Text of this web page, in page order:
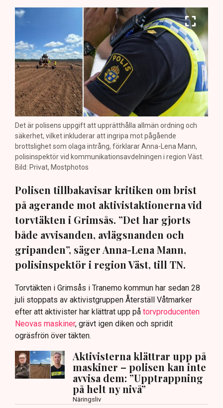
Det är polisens uppgift att upprätthålla allmän ordning och
säkerhet, vilket inkluderar att ingripa mot pågående
brottslighet som olaga intrång, förklarar Anna-Lena Mann,
polisinspektör vid kommunikationsavdelningen i region Väst.
Bild: Privat, Mostphotos
Polisen tillbakavisar kritiken om brist
på agerande mot aktivistaktionerna vid
torvtäkten i Grimsås. ”Det har gjorts
både avvisanden, avlägsnanden och
gripanden”, säger Anna-Lena Mann,
polisinspektör i region Väst, till TN.
Torvtäkten i Grimsås i Tranemo kommun har sedan 28
juli stoppats av aktivistgruppen Återställ Våtmarker
efter att aktivister har klättrat upp på torvproducenten
Neovas maskiner, grävt igen diken och spridit
ogräsfrön över täkten.
Aktivisterna klättrar upp på
maskiner – polisen kan inte
avvisa dem: ”Upptrappning
på helt ny nivå”
Näringsliv